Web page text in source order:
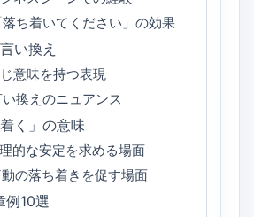
落ち着いてください」の効果
い換え
意味を持つ表現
換えのニュアンス
着く」の意味
的な安定を求める場面
の落ち着きを促す場面
例10選